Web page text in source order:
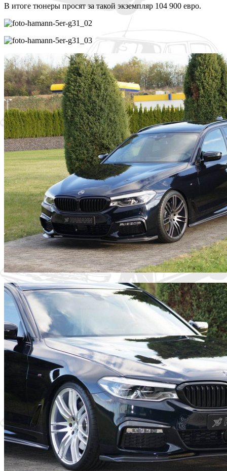
В итоге тюнеры просят за такой экземпляр 104 900 евро.